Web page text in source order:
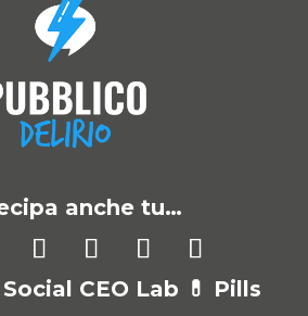
anche tu…
CEO Lab 💊 Pills